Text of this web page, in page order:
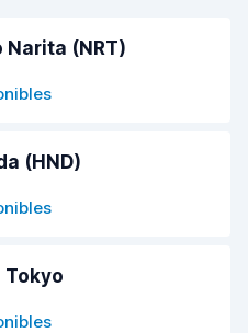
(NRT)
(HND)
Tokyo